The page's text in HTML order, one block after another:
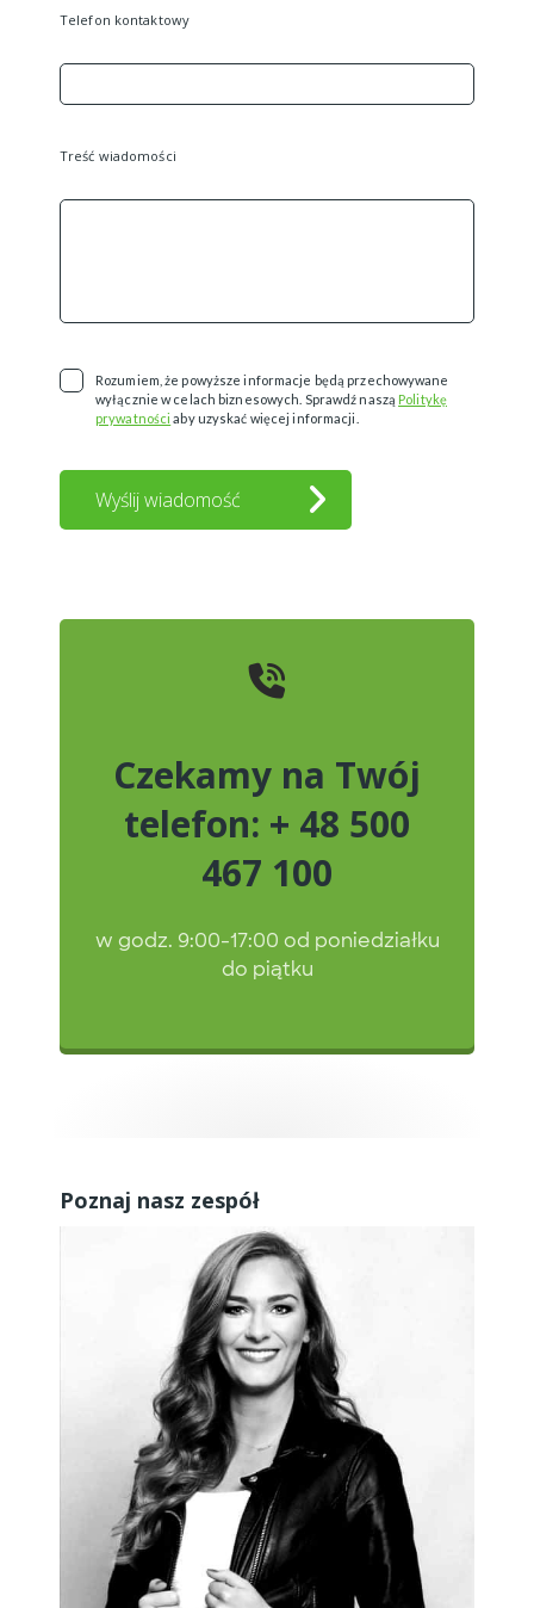
Telefon kontaktowy
Treść wiadomości
Rozumiem, że powyższe informacje będą przechowywane
wyłącznie w celach biznesowych. Sprawdź naszą Politykę
prywatności aby uzyskać więcej informacji.
Wyślij wiadomość
Czekamy na Twój
telefon: + 48 500
467 100
w godz. 9:00-17:00 od poniedziałku
do piątku
Poznaj nasz zespół